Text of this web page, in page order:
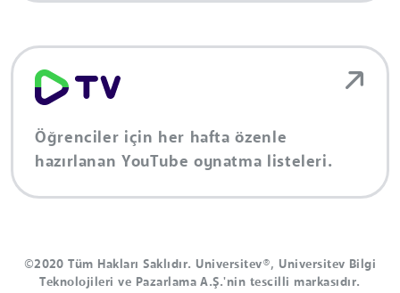
Öğrenciler için her hafta özenle
hazırlanan YouTube oynatma listeleri.
©2020 Tüm Hakları Saklıdır. Universitev®, Universitev Bilgi
Teknolojileri ve Pazarlama A.Ş.'nin tescilli markasıdır.